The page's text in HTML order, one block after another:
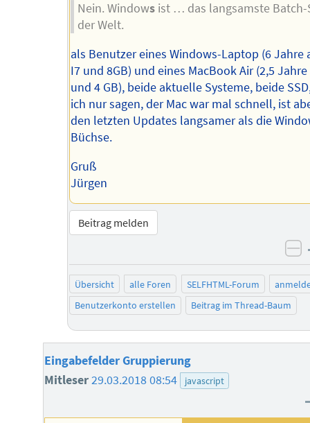
Nein. Windowsist … das langsamste Batch-
der Welt.
als Benutzer eines Windows-Laptop (6 Jahre
I7 und 8GB) und eines MacBook Air (2,5
und 4 GB), beide aktuelle Systeme, beide
ich nur sagen, der Mac war mal schnell, ist
den letzten Updates langsamer als die
Büchse.
Gruß
Jürgen
Beitrag melden
Übersicht alle Foren SELFHTML-Forum
Benutzerkonto erstellen
Beitrag im Thread-Baum
Eingabefelder Gruppierung
Mitleser29.03.2018 08:54 javascript